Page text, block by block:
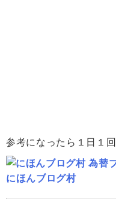
参考になったら１日１
にほんブログ村